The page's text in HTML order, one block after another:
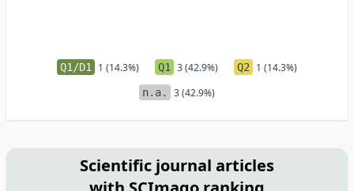
Q1/D1 1 (14.3%) Q1 3 (42.9%) Q2 1 (14.3%)
n.a. 3 (42.9%)
Scientific journal articles